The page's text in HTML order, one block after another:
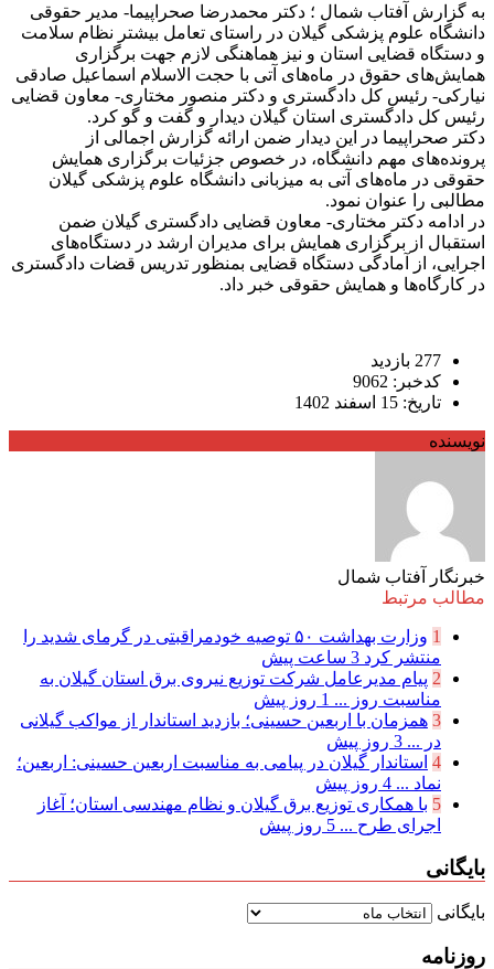
به گزارش آفتاب شمال ؛ دکتر محمدرضا صحراپیما- مدیر حقوقی
دانشگاه علوم پزشکی گیلان در راستای تعامل بیشتر نظام سلامت
و دستگاه قضایی استان و نیز هماهنگی لازم جهت برگزاری
همایش‌های حقوق در ماه‌های آتی با حجت الاسلام اسماعیل صادقی
نیارکی- رئیس کل دادگستری و دکتر منصور مختاری- معاون قضایی
رئیس کل دادگستری استان گیلان دیدار و گفت و گو کرد.
دکتر صحراپیما در این دیدار ضمن ارائه گزارش اجمالی از
پرونده‌های مهم دانشگاه، در خصوص جزئیات برگزاری همایش
حقوقی در ماه‌های آتی به میزبانی دانشگاه علوم پزشکی گیلان
مطالبی را عنوان نمود.
در ادامه دکتر مختاری- معاون قضایی دادگستری گیلان ضمن
استقبال از برگزاری همایش برای مدیران ارشد در دستگاه‌های
اجرایی، از آمادگی دستگاه قضایی بمنظور تدریس قضات دادگستری
در کارگاه‌ها و همایش حقوقی خبر داد.
277 بازدید
کدخبر: 9062
تاریخ: 15 اسفند 1402
نویسنده
خبرنگار آفتاب شمال
مطالب مرتبط
1
وزارت بهداشت ۵۰ توصیه خودمراقبتی در گرمای شدید را
منتشر کرد 3 ساعت پیش
2 پیام مدیرعامل شركت توزیع نیروی برق استان گیلان به
مناسبت روز ... 1 روز پیش
3 همزمان با اربعین حسینی؛ بازدید استاندار از مواکب گیلانی
در ... 3 روز پیش
4 استاندار گیلان در پیامی به مناسبت اربعین حسینی: اربعین؛
نماد ... 4 روز پیش
5 با همکاری توزیع برق گیلان و نظام مهندسی استان؛ آغاز
اجرای طرح ... 5 روز پیش
بایگانی
بایگانی
روزنامه